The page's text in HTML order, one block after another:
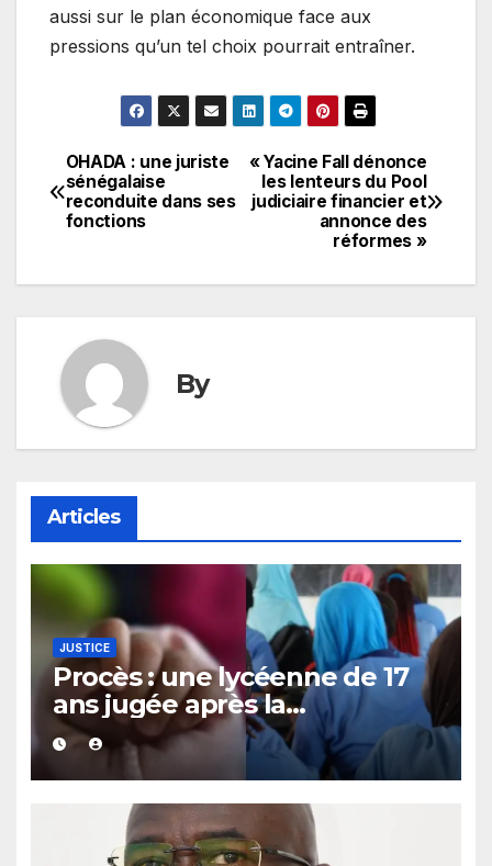
aussi sur le plan économique face aux
pressions qu’un tel choix pourrait entraîner.
Navigation
de
« Yacine Fall dénonce
les lenteurs du Pool
judiciaire financier et
annonce des
réformes »
OHADA : une juriste
sénégalaise
reconduite dans ses
fonctions
By
Articles
JUSTICE
Procès : une lycéenne de 17
ans jugée après la
découverte d’un bébé caché
sous un lit